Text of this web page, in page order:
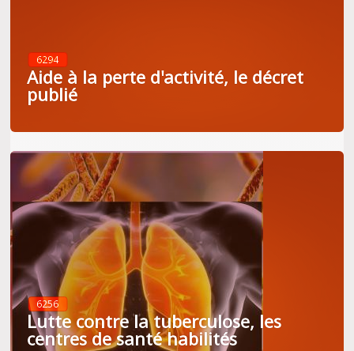
6294
Aide à la perte d'activité, le décret
publié
6256
Lutte contre la tuberculose, les
centres de santé habilités